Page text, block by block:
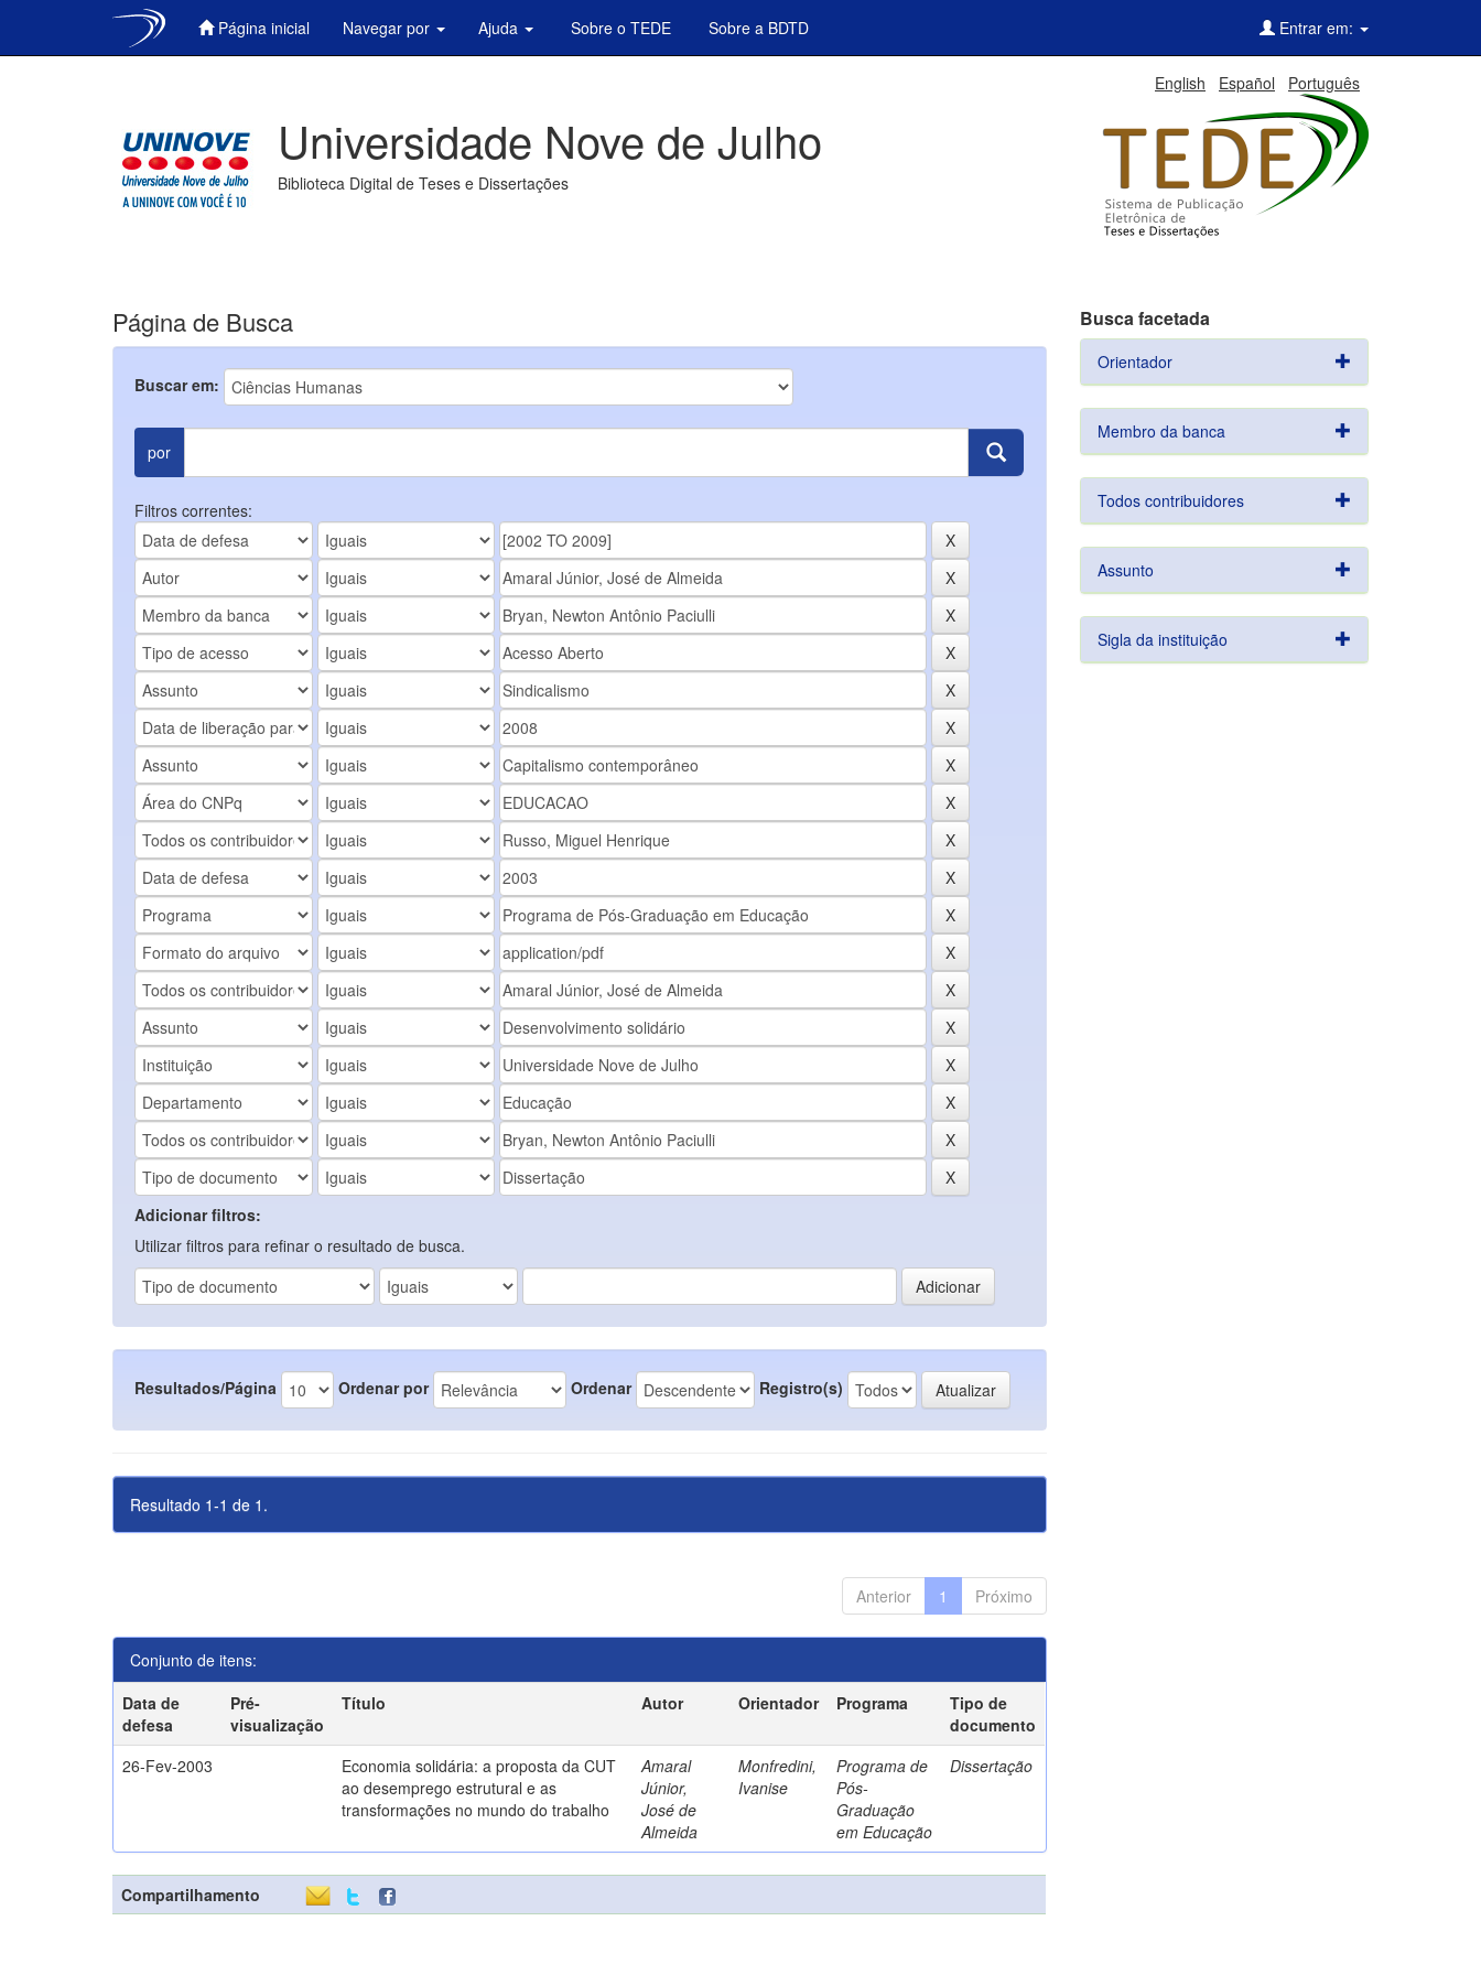
Página inicial Navegar por Ajuda Sobre o TEDE Sobre a BDTD Entrar em:
English Español Português
Universidade Nove de Julho
Biblioteca Digital de Teses e Dissertações
Página de Busca
Buscar em:
por
Filtros correntes:
Adicionar filtros:
Utilizar filtros para refinar o resultado de busca.
Resultados/Página Ordenar por Ordenar Registro(s)
Resultado 1-1 de 1.
Anterior 1 Próximo
Conjunto de itens:
Data de
defesa
Pré-
visualização
Título Autor Orientador Programa
Tipo de
documento
26-Fev-2003
Economia solidária: a proposta da CUT
ao desemprego estrutural e as
transformações no mundo do trabalho
Amaral
Júnior,
José de
Almeida
Monfredini,
Ivanise
Programa de
Pós-
Graduação
em Educação
Dissertação
Compartilhamento
Busca facetada
Orientador
Membro da banca
Todos contribuidores
Assunto
Sigla da instituição